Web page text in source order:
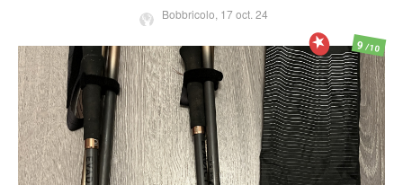
Bobbricolo, 17 oct. 24
9/10